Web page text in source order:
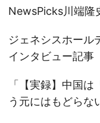
NewsPicks川端隆
ジェネシスホール
インタビュー記事
「【実録】中国
う元にはもどらな